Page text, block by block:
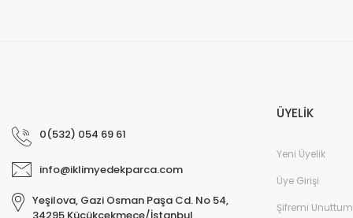
0(532) 054 69 61
info@iklimyedekparca.com
Yeşilova, Gazi Osman Paşa Cd. No 54,
ÜYELİK
Yeni Üyelik
Üye Girişi
Şifremi Unuttum